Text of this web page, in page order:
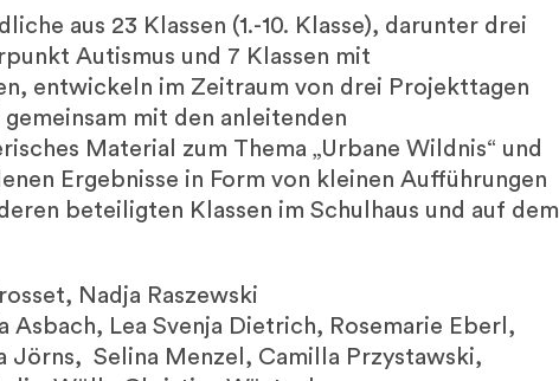
aus 23 Klassen (1.-10. Klasse), darunter drei
Autismus und 7 Klassen mit
entwickeln im Zeitraum von drei Projekttagen
mit den anleitenden
Material zum Thema „Urbane Wildnis“ und
Ergebnisse in Form von kleinen Aufführungen
beteiligten Klassen im Schulhaus und auf dem
Nadja Raszewski
Asbach, Lea Svenja Dietrich, Rosemarie Eberl,
Jörns, Selina Menzel, Camilla Przystawski,